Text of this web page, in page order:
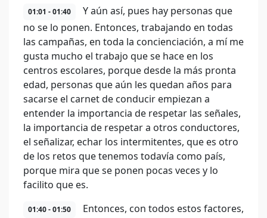
01:01 - 01:40
Y aún así, pues hay personas que
no se lo ponen. Entonces, trabajando en todas
las campañas, en toda la concienciación, a mí me
gusta mucho el trabajo que se hace en los
centros escolares, porque desde la más pronta
edad, personas que aún les quedan años para
sacarse el carnet de conducir empiezan a
entender la importancia de respetar las señales,
la importancia de respetar a otros conductores,
el señalizar, echar los intermitentes, que es otro
de los retos que tenemos todavía como país,
porque mira que se ponen pocas veces y lo
facilito que es.
01:40 - 01:50
Entonces, con todos estos factores,